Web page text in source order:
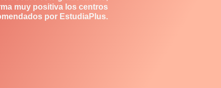
muy positiva los centros
por EstudiaPlus.